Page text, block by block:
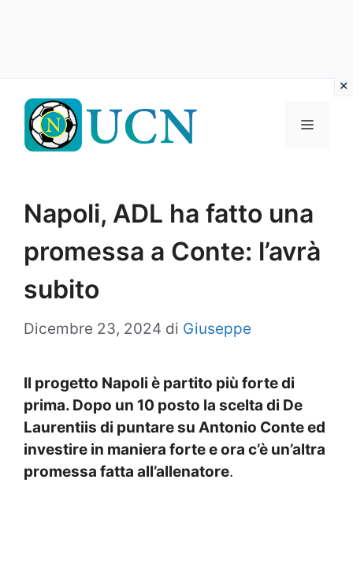
contenuto
Menu
Napoli, ADL ha fatto una
promessa a Conte: l’avrà
subito
Dicembre 23, 2024 di Giuseppe
Il progetto Napoli è partito più forte di
prima. Dopo un 10 posto la scelta di De
Laurentiis di puntare su Antonio Conte ed
investire in maniera forte e ora c’è un’altra
promessa fatta all’allenatore.